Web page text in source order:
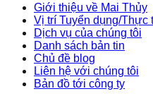
Giới thiệu về Mai Thủy
Vị trí Tuyển dụng/Thực
Dịch vụ của chúng tôi
Danh sách bản tin
Chủ đề blog
Liên hệ với chúng tôi
Bản đồ tới công ty